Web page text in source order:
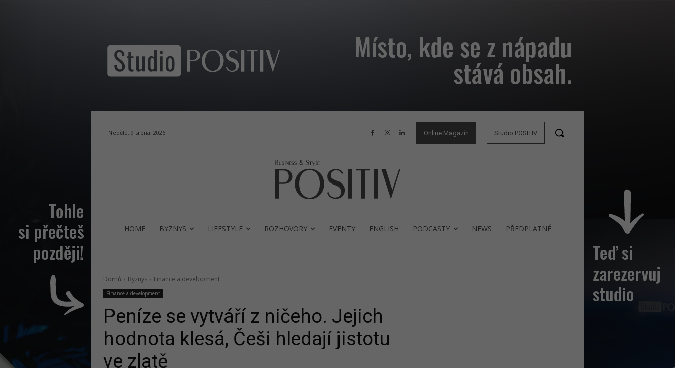
Neděle, 9 srpna, 2026 Online Magazín Studio POSITIV
HOME BYZNYS LIFESTYLE ROZHOVORY EVENTY ENGLISH PODCASTY NEWS PŘEDPLATNÉ
Domů Byznys Finance a development
Finance a development
Peníze se vytváří z ničeho. Jejich
hodnota klesá, Češi hledají jistotu
ve zlatě